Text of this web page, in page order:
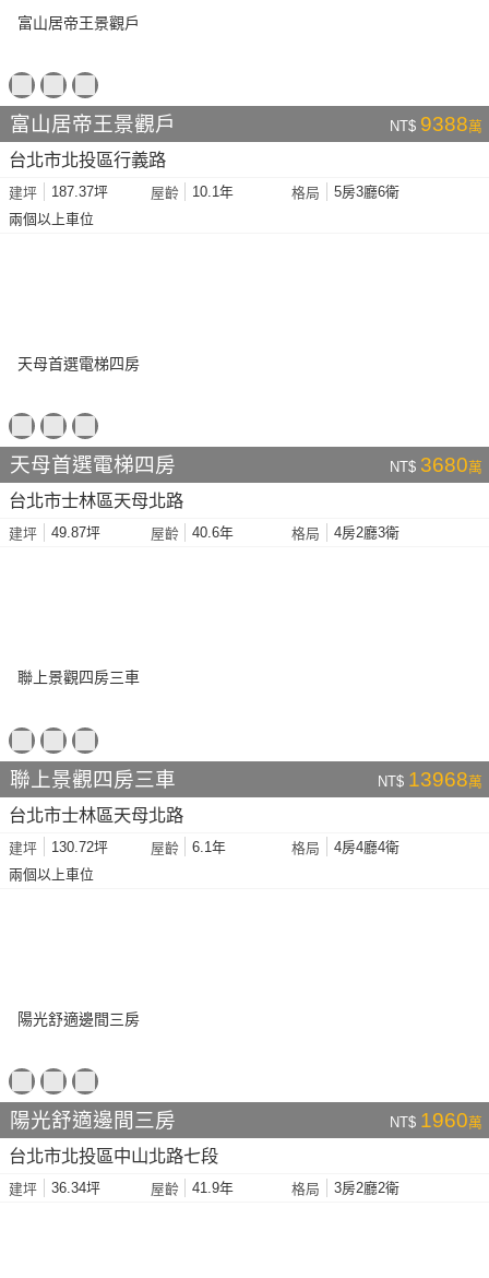
富山居帝王景觀戶 NT$ 9388萬
台北市北投區行義路
建坪 187.37坪 屋齡 10.1年 格局
5房3廳6衛
兩個以上車位
天母首選電梯四房 NT$ 3680萬
台北市士林區天母北路
建坪 49.87坪 屋齡 40.6年 格局 4房2廳3衛
聯上景觀四房三車 NT$ 13968萬
台北市士林區天母北路
建坪 130.72坪 屋齡 6.1年 格局
4房4廳4衛
兩個以上車位
陽光舒適邊間三房 NT$ 1960萬
台北市北投區中山北路七段
建坪 36.34坪 屋齡 41.9年 格局 3房2廳2衛